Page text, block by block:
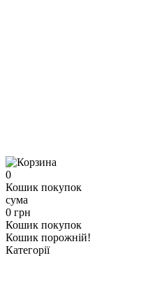
0
Кошик покупок
сума
0 грн
Кошик покупок
Кошик порожній!
Категорії